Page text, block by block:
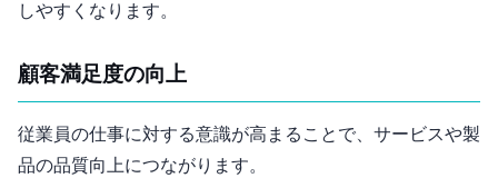
しやすくなります。
顧客満足度の向上
従業員の仕事に対する意識が高まることで、サービスや製
品の品質向上につながります。